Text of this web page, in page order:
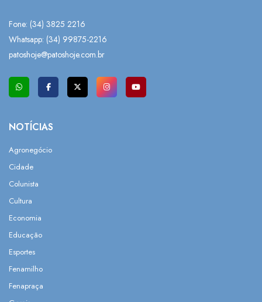
Fone: (34) 3825 2216
Whatsapp: (34) 99875-2216
patoshoje@patoshoje.com.br
NOTÍCIAS
Agronegócio
Cidade
Colunista
Cultura
Economia
Educação
Esportes
Fenamilho
Fenapraça